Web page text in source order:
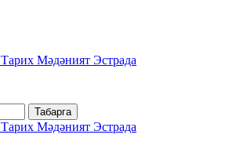
Тарих Мәдәният Эстрада
Табарга
Тарих Мәдәният Эстрада